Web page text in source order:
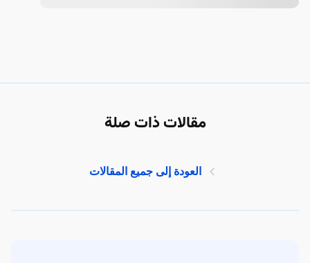
مقالات ذات صلة
العودة إلى جميع المقالات